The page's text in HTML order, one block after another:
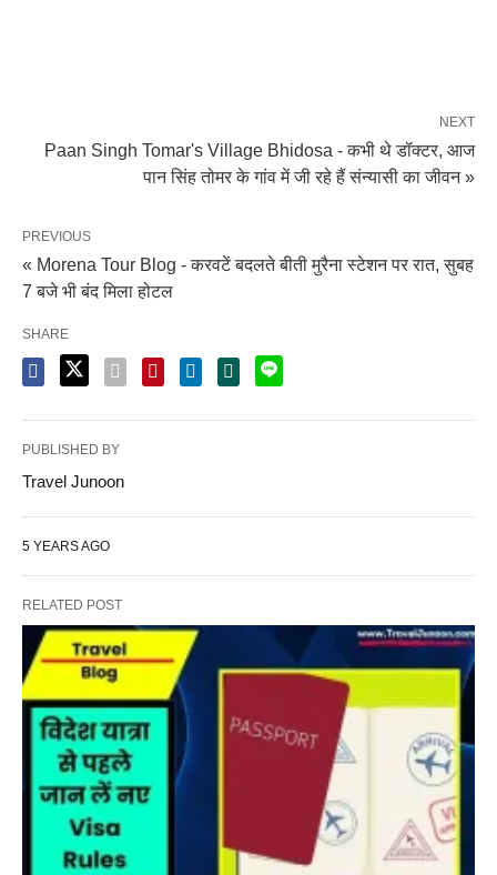
NEXT
Paan Singh Tomar's Village Bhidosa - कभी थे डॉक्टर, आज
पान सिंह तोमर के गांव में जी रहे हैं संन्यासी का जीवन »
PREVIOUS
« Morena Tour Blog - करवटें बदलते बीती मुरैना स्टेशन पर रात, सुबह
7 बजे भी बंद मिला होटल
SHARE
PUBLISHED BY
Travel Junoon
5 YEARS AGO
RELATED POST